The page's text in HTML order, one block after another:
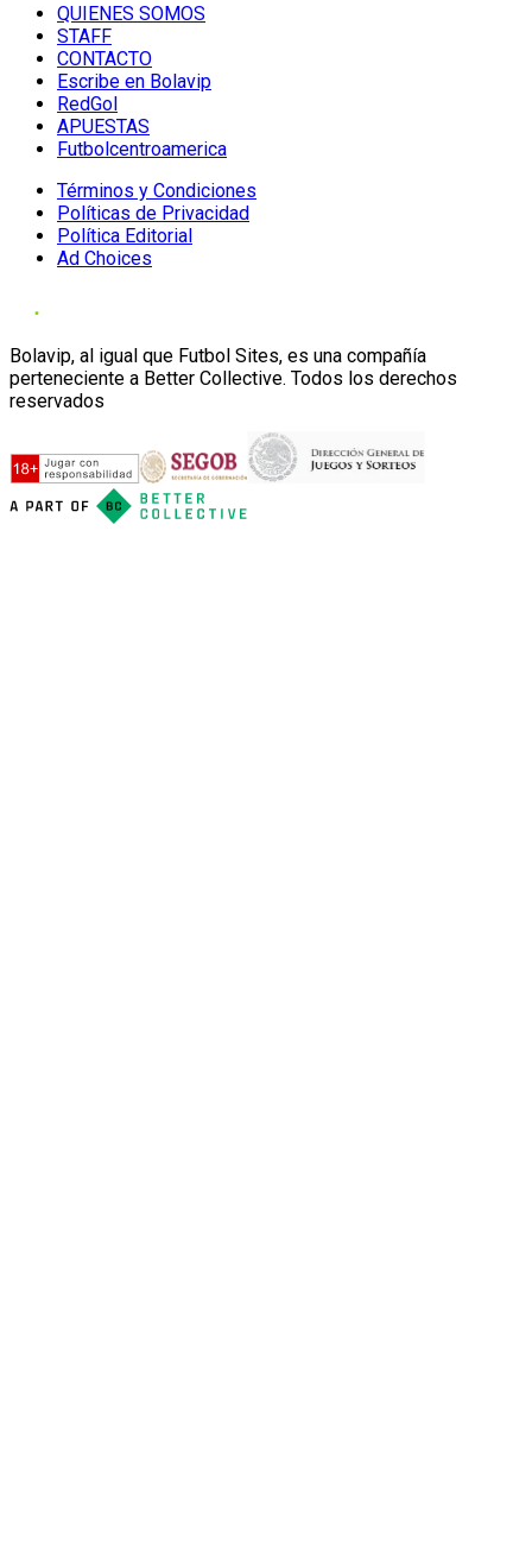
QUIENES SOMOS
STAFF
CONTACTO
Escribe en Bolavip
RedGol
APUESTAS
Futbolcentroamerica
Términos y Condiciones
Políticas de Privacidad
Política Editorial
Ad Choices
Bolavip, al igual que Futbol Sites, es una compañía
perteneciente a Better Collective. Todos los derechos
reservados